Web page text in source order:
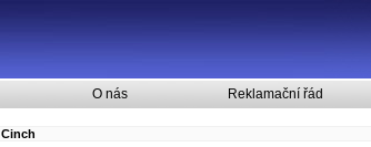
O nás Reklamační řád
Cinch